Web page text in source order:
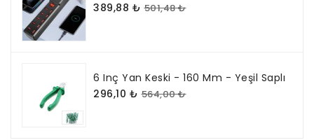
389,88 ₺ 501,48 ₺
6 Inç Yan Keski - 160 Mm - Yeşil Saplı
296,10 ₺ 564,00 ₺